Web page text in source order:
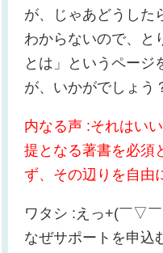
が、じゃあどうした
わからないので、と
とは」というページ
が、いかがでしょう
内なる声 :それはい
提となる著書を必須
ず、その辺りを自由
ワタシ :えっ+(￣▽
なぜサポートを申込